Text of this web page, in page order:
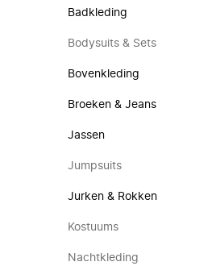
Badkleding
Bodysuits & Sets
Bovenkleding
Broeken & Jeans
Jassen
Jumpsuits
Jurken & Rokken
Kostuums
Nachtkleding